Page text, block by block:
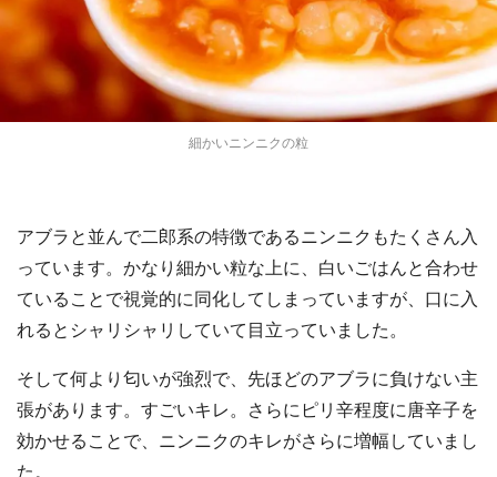
都道府選択
細かいニンニクの粒
アブラと並んで二郎系の特徴であるニンニクもたくさん入
っています。かなり細かい粒な上に、白いごはんと合わせ
ていることで視覚的に同化してしまっていますが、口に入
れるとシャリシャリしていて目立っていました。
そして何より匂いが強烈で、先ほどのアブラに負けない主
張があります。すごいキレ。さらにピリ辛程度に唐辛子を
効かせることで、ニンニクのキレがさらに増幅していまし
た。